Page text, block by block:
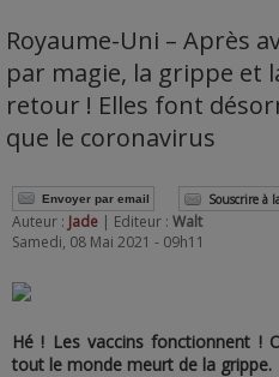
Royaume-Uni – Après
par magie, la grippe et
retour ! Elles font
que le coronavirus
Envoyer par email Souscrire à
Auteur : Jade | Editeur : Walt
Samedi, 08 Mai 2021 - 09h11
Hé ! Les vaccins fonctionnent !
tout le monde meurt de la grippe.